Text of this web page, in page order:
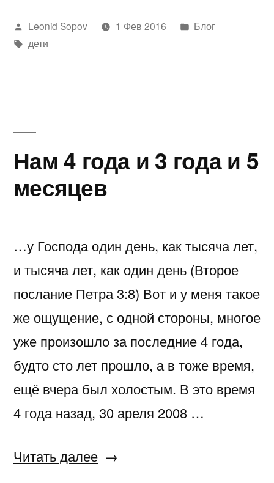
Написано
автором
Leonid Sopov 1 Фев 2016
Написано
Блог
Метки:
дети
Нам 4 года и 3 года и 5
месяцев
…у Господа один день, как тысяча лет,
и тысяча лет, как один день (Второе
послание Петра 3:8) Вот и у меня такое
же ощущение, с одной стороны, многое
уже произошло за последние 4 года,
будто сто лет прошло, а в тоже время,
ещё вчера был холостым. В это время
4 года назад, 30 ареля 2008 …
Читать далее«Нам